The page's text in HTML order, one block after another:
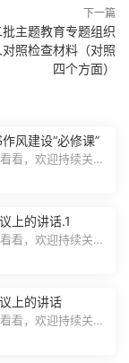
下一篇
主题教育专题组织
照检查材料（对照
四个方面）
风建设“必修课”
看，欢迎持续关
，本文...
上的讲话.1
看，欢迎持续关
，本文...
上的讲话
看，欢迎持续关
，本文...